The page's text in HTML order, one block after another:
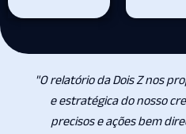
"O relatório da Dois Z nos
e estratégica do nosso
precisos e ações bem